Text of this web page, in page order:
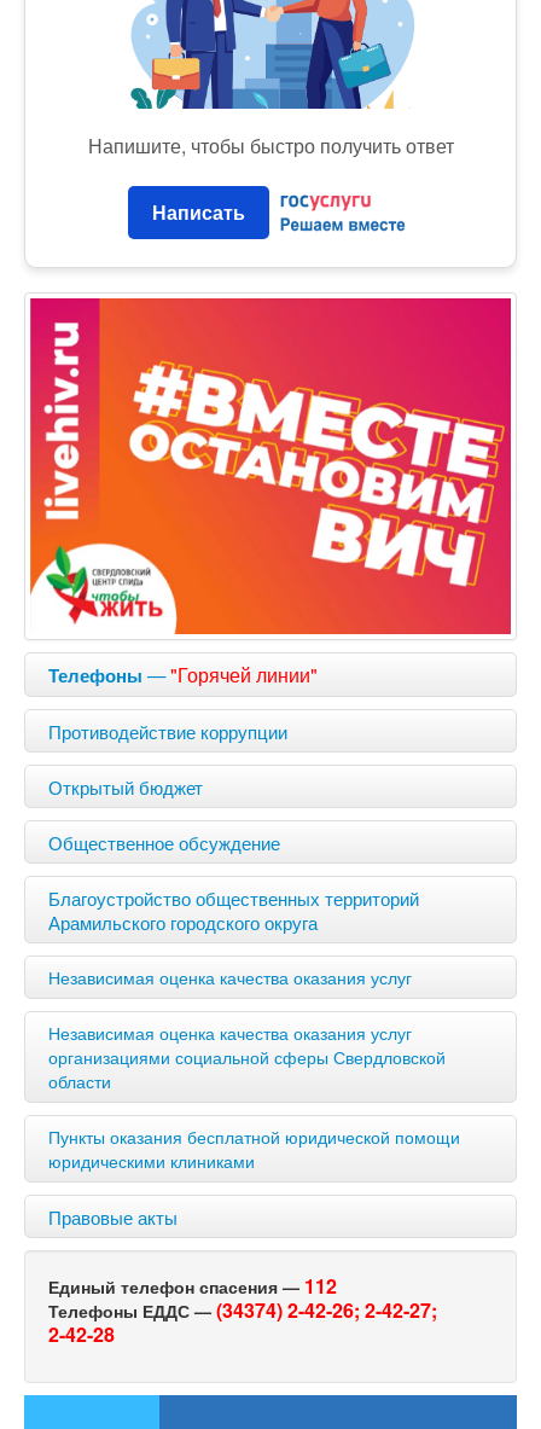
Напишите, чтобы быстро получить ответ
Написать
Телефоны —"Горячей линии"
Противодействие коррупции
Открытый бюджет
Общественное обсуждение
Благоустройство общественных территорий
Арамильского городского округа
Независимая оценка качества оказания услуг
Независимая оценка качества оказания услуг
организациями социальной сферы Свердловской
области
Пункты оказания бесплатной юридической помощи
юридическими клиниками
Правовые акты
Единый телефон спасения — 112
Телефоны ЕДДС — (34374) 2-42-26; 2-42-27;
2-42-28